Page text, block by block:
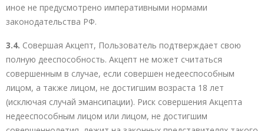
иное не предусмотрено императивными нормами
законодательства РФ.
3.4. Совершая Акцепт, Пользователь подтверждает свою
полную дееспособность. Акцепт не может считаться
совершенным в случае, если совершен недееспособным
лицом, а также лицом, не достигшим возраста 18 лет
(исключая случай эмансипации). Риск совершения Акцепта
недееспособным лицом или лицом, не достигшим